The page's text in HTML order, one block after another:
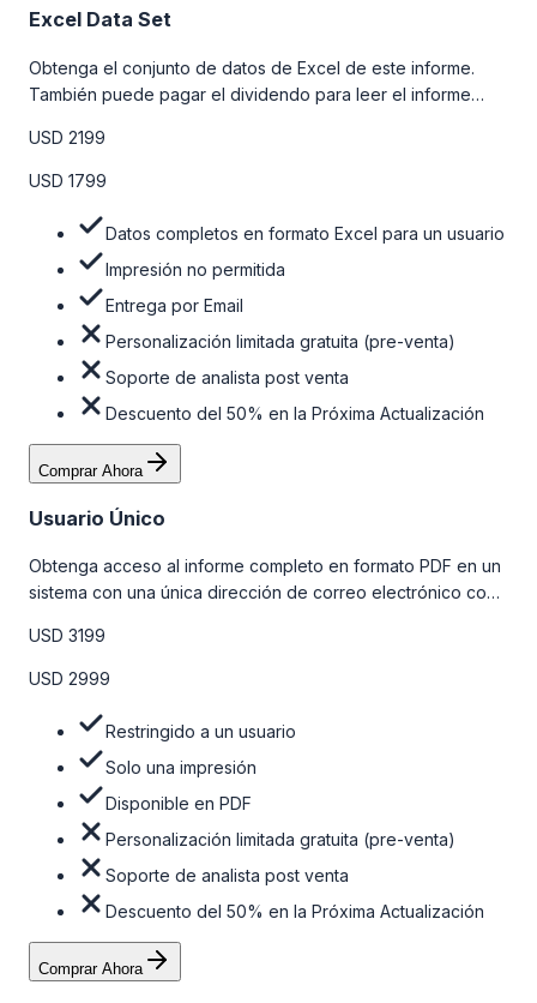
Excel Data Set
Obtenga el conjunto de datos de Excel de este informe.
También puede pagar el dividendo para leer el informe
la tabla de precios a continuación.
USD 2199
USD 1799
Datos completos en formato Excel para un usuario
Impresión no permitida
Entrega por Email
Personalización limitada gratuita (pre-venta)
Soporte de analista post venta
Descuento del 50% en la Próxima Actualización
Comprar Ahora
Usuario Único
Obtenga acceso al informe completo en formato PDF en un
sistema con una única dirección de correo electrónico con
la tabla de precios a continuación.
USD 3199
USD 2999
Restringido a un usuario
Solo una impresión
Disponible en PDF
Personalización limitada gratuita (pre-venta)
Soporte de analista post venta
Descuento del 50% en la Próxima Actualización
Comprar Ahora